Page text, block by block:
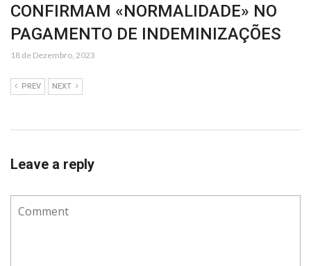
CONFIRMAM «NORMALIDADE» NO
PAGAMENTO DE INDEMINIZAÇÕES
18 de Dezembro, 2023
PREV NEXT
Leave a reply